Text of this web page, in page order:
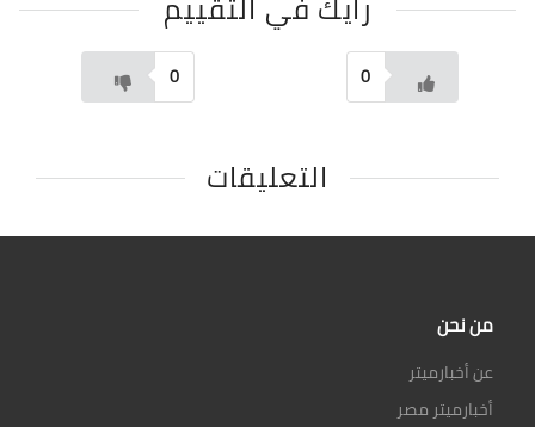
0
0
التعليقات
من نحن
عن أخبارميتر
أخبارميتر مصر